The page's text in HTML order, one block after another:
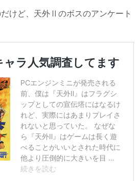
けど、天外Ⅱのボスのアンケート